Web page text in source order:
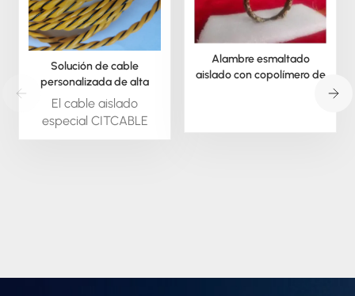
Solución de cable
personalizada de alta
temperatura para desafíos
difíciles.
El cable aislado
especial CITCABLE
está disponible bajo
trenzado y en otros
Alambre esmaltado
aislado con copolímero de